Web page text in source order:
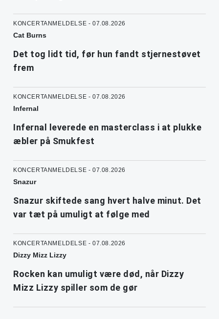
KONCERTANMELDELSE - 07.08.2026
Cat Burns
Det tog lidt tid, før hun fandt stjernestøvet
frem
KONCERTANMELDELSE - 07.08.2026
Infernal
Infernal leverede en masterclass i at plukke
æbler på Smukfest
KONCERTANMELDELSE - 07.08.2026
Snazur
Snazur skiftede sang hvert halve minut. Det
var tæt på umuligt at følge med
KONCERTANMELDELSE - 07.08.2026
Dizzy Mizz Lizzy
Rocken kan umuligt være død, når Dizzy
Mizz Lizzy spiller som de gør